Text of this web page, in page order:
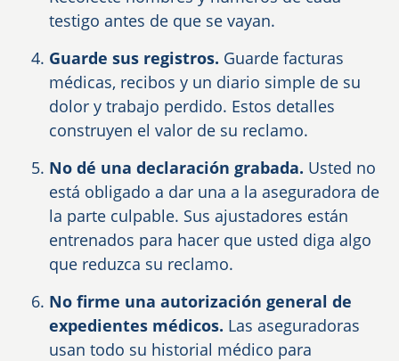
testigo antes de que se vayan.
Guarde sus registros. Guarde facturas
médicas, recibos y un diario simple de su
dolor y trabajo perdido. Estos detalles
construyen el valor de su reclamo.
No dé una declaración grabada. Usted no
está obligado a dar una a la aseguradora de
la parte culpable. Sus ajustadores están
entrenados para hacer que usted diga algo
que reduzca su reclamo.
No firme una autorización general de
expedientes médicos. Las aseguradoras
usan todo su historial médico para